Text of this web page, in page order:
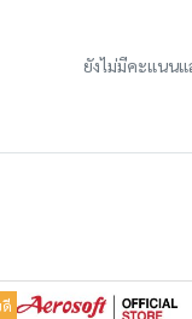
ยังไม่มีคะแนน